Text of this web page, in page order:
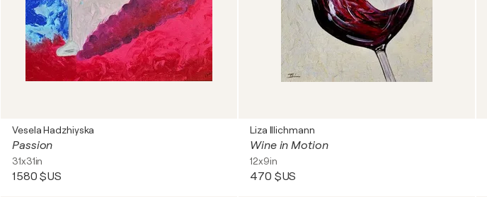
Vesela Hadzhiyska
Passion
31x31in
1 580 $US
Liza Illichmann
Wine in Motion
12x9in
470 $US